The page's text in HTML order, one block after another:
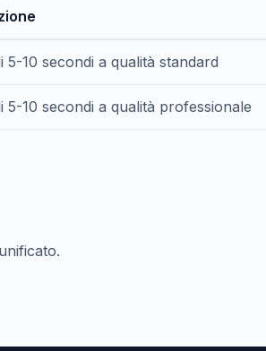
5-10 secondi a qualità standard
5-10 secondi a qualità professionale